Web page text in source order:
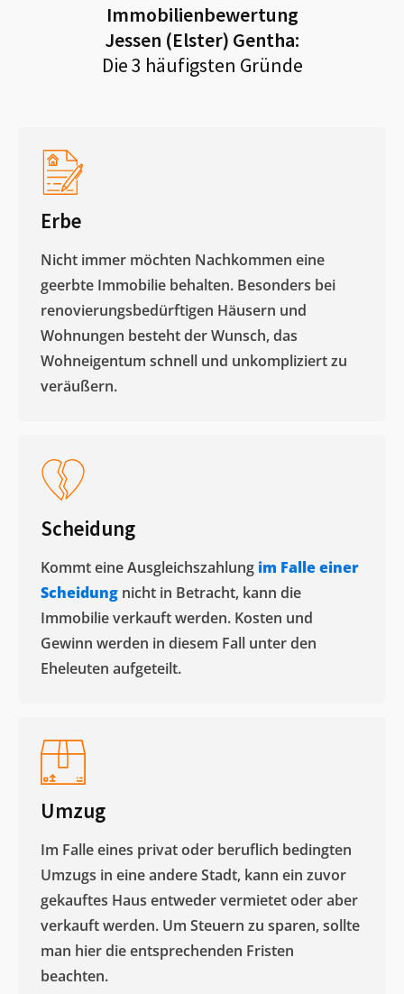
Immobilienbewertung
Jessen (Elster) Gentha:
Die 3 häufigsten Gründe
Erbe
Nicht immer möchten Nachkommen eine
geerbte Immobilie behalten. Besonders bei
renovierungsbedürftigen Häusern und
Wohnungen besteht der Wunsch, das
Wohneigentum schnell und unkompliziert zu
veräußern. ​
Scheidung
Kommt eine Ausgleichszahlung im Falle einer
Scheidung nicht in Betracht, kann die
Immobilie verkauft werden. Kosten und
Gewinn werden in diesem Fall unter den
Eheleuten aufgeteilt.​
Umzug
Im Falle eines privat oder beruflich bedingten
Umzugs in eine andere Stadt, kann ein zuvor
gekauftes Haus entweder vermietet oder aber
verkauft werden. Um Steuern zu sparen, sollte
man hier die entsprechenden Fristen
beachten.